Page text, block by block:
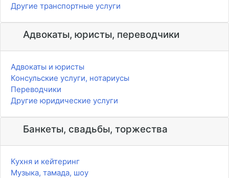
Другие транспортные услуги
Адвокаты, юристы, переводчики
Адвокаты и юристы
Консульские услуги, нотариусы
Переводчики
Другие юридические услуги
Банкеты, свадьбы, торжества
Кухня и кейтеринг
Музыка, тамада, шоу